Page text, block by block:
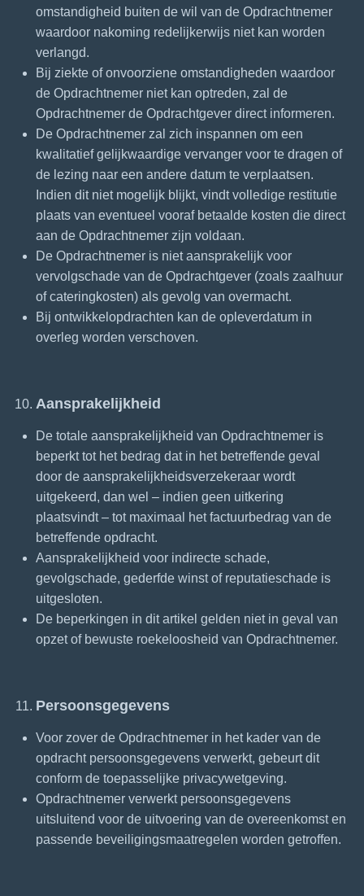
omstandigheid buiten de wil van de Opdrachtnemer
waardoor nakoming redelijkerwijs niet kan worden
verlangd.
Bij ziekte of onvoorziene omstandigheden waardoor
de Opdrachtnemer niet kan optreden, zal de
Opdrachtnemer de Opdrachtgever direct informeren.
De Opdrachtnemer zal zich inspannen om een
kwalitatief gelijkwaardige vervanger voor te dragen of
de lezing naar een andere datum te verplaatsen.
Indien dit niet mogelijk blijkt, vindt volledige restitutie
plaats van eventueel vooraf betaalde kosten die direct
aan de Opdrachtnemer zijn voldaan.
De Opdrachtnemer is niet aansprakelijk voor
vervolgschade van de Opdrachtgever (zoals zaalhuur
of cateringkosten) als gevolg van overmacht.
Bij ontwikkelopdrachten kan de opleverdatum in
overleg worden verschoven.
Aansprakelijkheid
De totale aansprakelijkheid van Opdrachtnemer is
beperkt tot het bedrag dat in het betreffende geval
door de aansprakelijkheidsverzekeraar wordt
uitgekeerd, dan wel – indien geen uitkering
plaatsvindt – tot maximaal het factuurbedrag van de
betreffende opdracht.
Aansprakelijkheid voor indirecte schade,
gevolgschade, gederfde winst of reputatieschade is
uitgesloten.
De beperkingen in dit artikel gelden niet in geval van
opzet of bewuste roekeloosheid van Opdrachtnemer.
Persoonsgegevens
Voor zover de Opdrachtnemer in het kader van de
opdracht persoonsgegevens verwerkt, gebeurt dit
conform de toepasselijke privacywetgeving.
Opdrachtnemer verwerkt persoonsgegevens
uitsluitend voor de uitvoering van de overeenkomst en
passende beveiligingsmaatregelen worden getroffen.